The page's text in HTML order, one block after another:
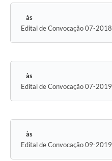
Edital de Convocação 07-2018
Edital de Convocação 07-2019
Edital de Convocação 09-2019